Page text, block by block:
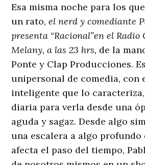
Esa misma noche para los
un rato,el nerd y comediante
presenta “Racional”en el
Melany, a las 23 hrs, de la
Ponte y Clap Producciones.
unipersonal de comedia, con
inteligente que lo
diaria para verla desde una
aguda y sagaz. Desde algo
una escalera a algo profundo
afecta el paso del tiempo,